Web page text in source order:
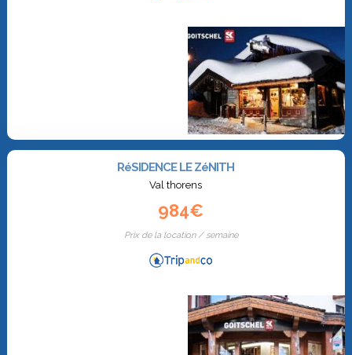
RéSIDENCE LE ZéNITH
Val thorens
984€
Prix de la location / semaine